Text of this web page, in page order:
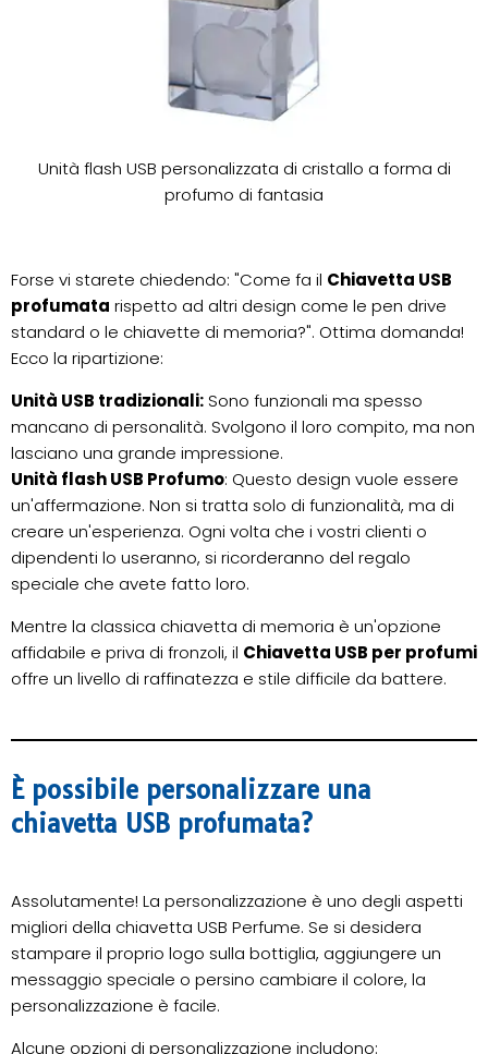
Unità flash USB personalizzata di cristallo a forma di
profumo di fantasia
Forse vi starete chiedendo: "Come fa il Chiavetta USB
profumata rispetto ad altri design come le pen drive
standard o le chiavette di memoria?". Ottima domanda!
Ecco la ripartizione:
Unità USB tradizionali:Sono funzionali ma spesso
mancano di personalità. Svolgono il loro compito, ma non
lasciano una grande impressione.
Unità flash USB Profumo: Questo design vuole essere
un'affermazione. Non si tratta solo di funzionalità, ma di
creare un'esperienza. Ogni volta che i vostri clienti o
dipendenti lo useranno, si ricorderanno del regalo
speciale che avete fatto loro.
Mentre la classica chiavetta di memoria è un'opzione
affidabile e priva di fronzoli, il Chiavetta USB per profumi
offre un livello di raffinatezza e stile difficile da battere.
È possibile personalizzare una
chiavetta USB profumata?
Assolutamente! La personalizzazione è uno degli aspetti
migliori della chiavetta USB Perfume. Se si desidera
stampare il proprio logo sulla bottiglia, aggiungere un
messaggio speciale o persino cambiare il colore, la
personalizzazione è facile.
Alcune opzioni di personalizzazione includono: